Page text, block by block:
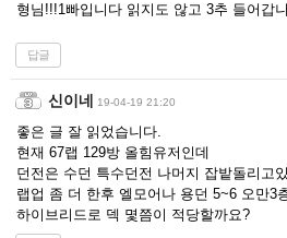
형님!!!1빠입니다 읽지도 않고 3추 들어갑
답글
신이네 19-04-19 21:20
좋은 글 잘 읽었습니다.
현재 67랩 129방 올힘유저인데
던전은 수던 특수던전 나머지 잡밭돌리고
랩업 좀 더 한후 엘모어나 용던 5~6 오만3
하이브리드로 덱 몇쯤이 적당할까요?